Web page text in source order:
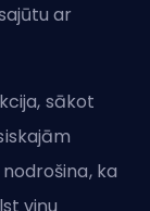
ar
sākot
ka
viņu